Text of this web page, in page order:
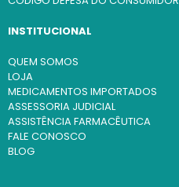
INSTITUCIONAL
QUEM SOMOS
LOJA
MEDICAMENTOS IMPORTADOS
ASSESSORIA JUDICIAL
ASSISTÊNCIA FARMACÊUTICA
FALE CONOSCO
BLOG